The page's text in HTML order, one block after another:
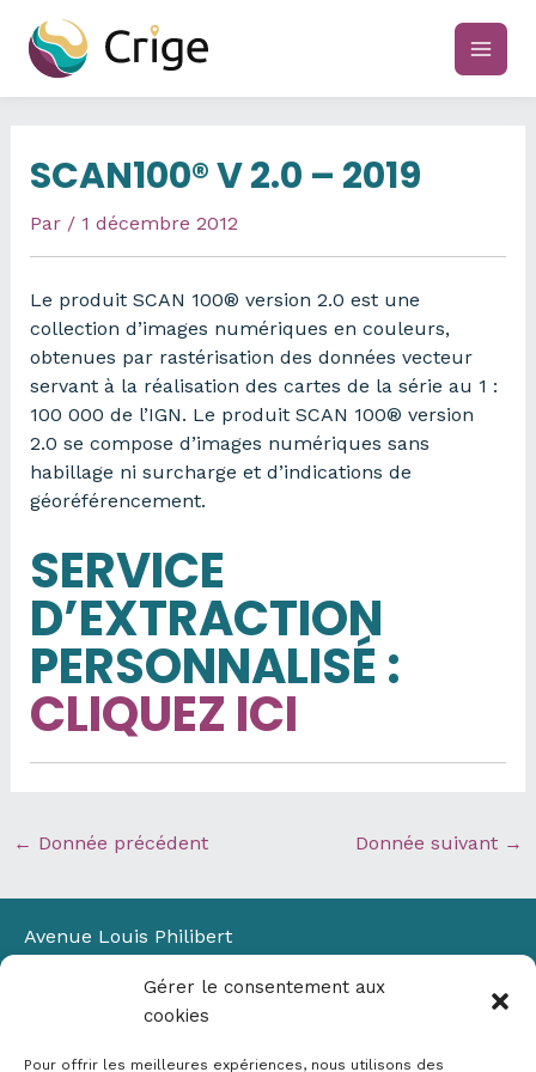
Gérer le consentement aux
cookies
Pour offrir les meilleures expériences, nous utilisons des
contenu
main
SCAN100® V 2.0 – 2019
Par / 1 décembre 2012
Le produit SCAN 100® version 2.0 est une
collection d’images numériques en couleurs,
obtenues par rastérisation des données vecteur
servant à la réalisation des cartes de la série au 1 :
100 000 de l’IGN. Le produit SCAN 100® version
2.0 se compose d’images numériques sans
habillage ni surcharge et d’indications de
géoréférencement.
SERVICE
D’EXTRACTION
PERSONNALISÉ :
CLIQUEZ ICI
← Donnée précédent Donnée suivant →
Avenue Louis Philibert
Bâtiment Laennec
13100 Aix-en-Provence